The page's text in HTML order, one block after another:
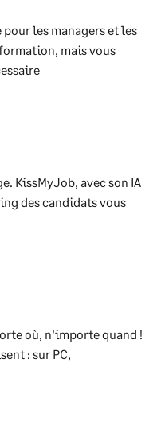
les managers et les
mais vous
KissMyJob, avec son IA
des candidats vous
où, n'importe quand !
: sur PC,